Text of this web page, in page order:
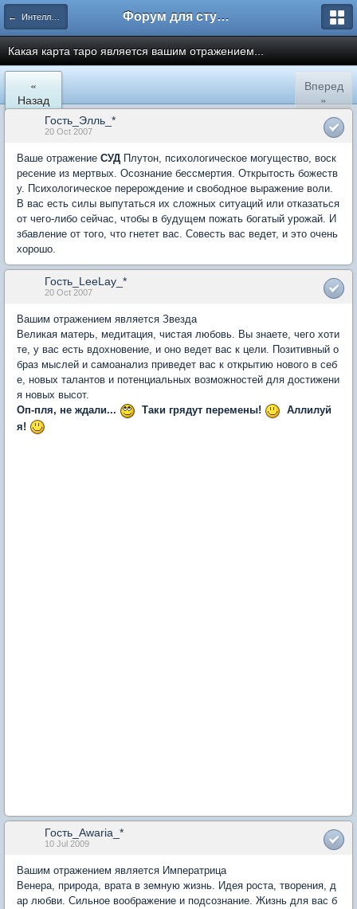
← Интеллектуальное тестирование Форум для студента СГА
Какая карта таро является вашим отражением...
«
Назад
Вперед
»
Гость_Элль_*
20 Oct 2007
Ваше отражение СУД Плутон, психологическое могущество, воск
ресение из мертвых. Осознание бессмертия. Открытость божеств
у. Психологическое перерождение и свободное выражение воли.
В вас есть силы выпутаться их сложных ситуаций или отказаться
от чего-либо сейчас, чтобы в будущем пожать богатый урожай. И
збавление от того, что гнетет вас. Совесть вас ведет, и это очень
хорошо.
Гость_LeeLay_*
20 Oct 2007
Вашим отражением является Звезда
Великая матерь, медитация, чистая любовь. Вы знаете, чего хоти
те, у вас есть вдохновение, и оно ведет вас к цели. Позитивный о
браз мыслей и самоанализ приведет вас к открытию нового в себ
е, новых талантов и потенциальных возможностей для достижени
я новых высот.
Оп-пля, не ждали...
Таки грядут перемены!
Аллилуй
я!
Гость_Awaria_*
10 Jul 2009
Вашим отражением является Императрица
Венера, природа, врата в земную жизнь. Идея роста, творения, д
ар любви. Сильное воображение и подсознание. Жизнь для вас б